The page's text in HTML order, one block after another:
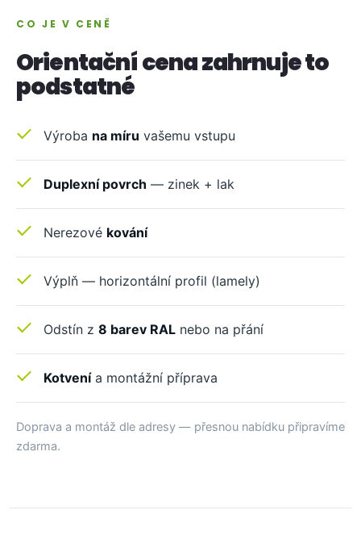
CO JE V CENĚ
Orientační cena zahrnuje to
podstatné
Výroba na míru vašemu vstupu
Duplexní povrch — zinek + lak
Nerezové kování
Výplň — horizontální profil (lamely)
Odstín z 8 barev RAL nebo na přání
Kotvenía montážní příprava
Doprava a montáž dle adresy — přesnou nabídku připravíme
zdarma.